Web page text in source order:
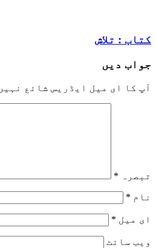
کتاب : تلاش
جواب دیں
آپ کا ای میل ایڈریس شائع
تبصرہ *
نام *
ای میل *
ویب‌ سائٹ